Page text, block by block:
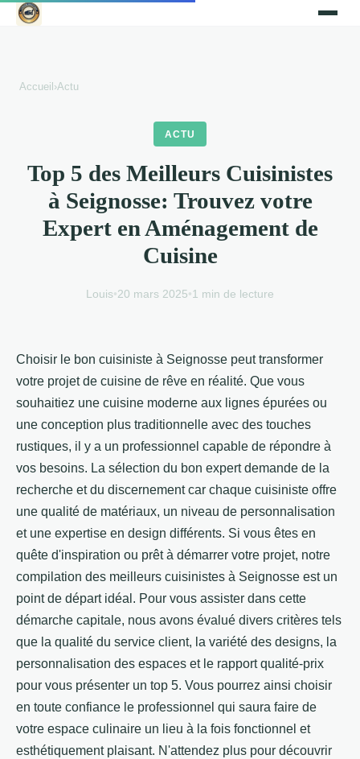
Accueil ›Actu
ACTU
Top 5 des Meilleurs Cuisinistes
à Seignosse: Trouvez votre
Expert en Aménagement de
Cuisine
Louis•20 mars 2025•1 min de lecture
Choisir le bon cuisiniste à Seignosse peut transformer
votre projet de cuisine de rêve en réalité. Que vous
souhaitiez une cuisine moderne aux lignes épurées ou
une conception plus traditionnelle avec des touches
rustiques, il y a un professionnel capable de répondre à
vos besoins. La sélection du bon expert demande de la
recherche et du discernement car chaque cuisiniste offre
une qualité de matériaux, un niveau de personnalisation
et une expertise en design différents. Si vous êtes en
quête d'inspiration ou prêt à démarrer votre projet, notre
compilation des meilleurs cuisinistes à Seignosse est un
point de départ idéal. Pour vous assister dans cette
démarche capitale, nous avons évalué divers critères tels
que la qualité du service client, la variété des designs, la
personnalisation des espaces et le rapport qualité-prix
pour vous présenter un top 5. Vous pourrez ainsi choisir
en toute confiance le professionnel qui saura faire de
votre espace culinaire un lieu à la fois fonctionnel et
esthétiquement plaisant. N'attendez plus pour découvrir